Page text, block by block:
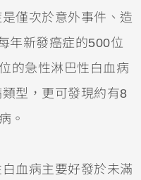
僅次於意外事件、造
年新發癌症的500位
的急性淋巴性白血病
型，更可發現約有8
。
血病主要好發於未滿